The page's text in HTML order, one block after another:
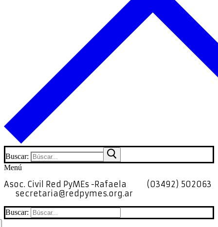
Buscar:
Menú
Asoc. Civil Red PyMEs -Rafaela
(03492) 502063
secretaria@redpymes.org.ar
Buscar: